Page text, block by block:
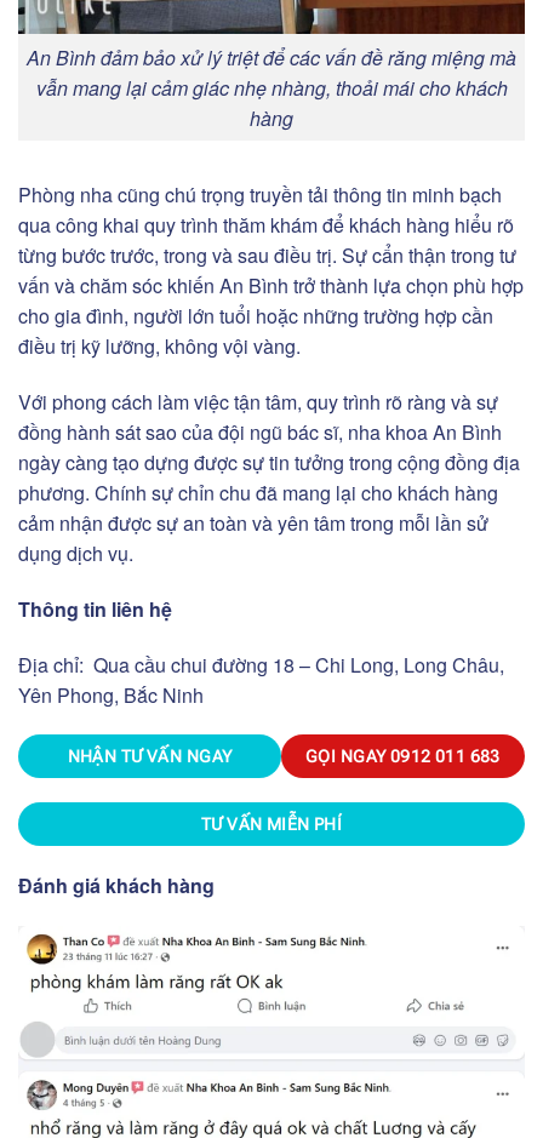
An Bình đảm bảo xử lý triệt để các vấn đề răng miệng mà
vẫn mang lại cảm giác nhẹ nhàng, thoải mái cho khách
hàng
Phòng nha cũng chú trọng truyền tải thông tin minh bạch
qua công khai quy trình thăm khám để khách hàng hiểu rõ
từng bước trước, trong và sau điều trị. Sự cẩn thận trong tư
vấn và chăm sóc khiến An Bình trở thành lựa chọn phù hợp
cho gia đình, người lớn tuổi hoặc những trường hợp cần
điều trị kỹ lưỡng, không vội vàng.
Với phong cách làm việc tận tâm, quy trình rõ ràng và sự
đồng hành sát sao của đội ngũ bác sĩ, nha khoa An Bình
ngày càng tạo dựng được sự tin tưởng trong cộng đồng địa
phương. Chính sự chỉn chu đã mang lại cho khách hàng
cảm nhận được sự an toàn và yên tâm trong mỗi lần sử
dụng dịch vụ.
Thông tin liên hệ
Địa chỉ: Qua cầu chui đường 18 – Chi Long, Long Châu,
Yên Phong, Bắc Ninh
NHẬN TƯ VẤN NGAY GỌI NGAY0912 011 683
TƯ VẤN MIỄN PHÍ
Đánh giá khách hàng